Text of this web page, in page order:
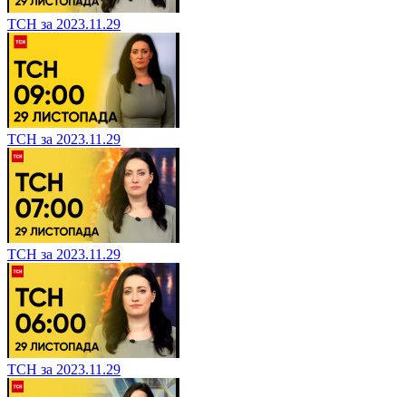
ТСН за 2023.11.29
ТСН за 2023.11.29
ТСН за 2023.11.29
ТСН за 2023.11.29